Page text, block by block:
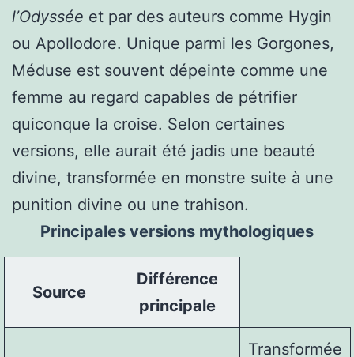
l’Odyssée et par des auteurs comme Hygin
ou Apollodore. Unique parmi les Gorgones,
Méduse est souvent dépeinte comme une
femme au regard capables de pétrifier
quiconque la croise. Selon certaines
versions, elle aurait été jadis une beauté
divine, transformée en monstre suite à une
punition divine ou une trahison.
Principales versions mythologiques
Source
Différence
principale
Transformée